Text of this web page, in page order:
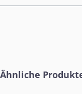
Produktgalerie
Ähnliche